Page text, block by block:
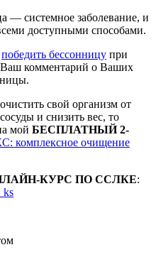
— системное заболевание, и
доступными способами.
победить бессонницу при
комментарий о Ваших
свой организм от
и снизить вес, то
мой БЕСПЛАТНЫЙ 2-
комплексное очищение
КУРС ПО ССЛКЕ: